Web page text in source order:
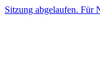
Sitzung abgelaufen. Für